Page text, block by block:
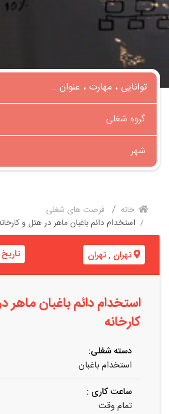
گروه شغلی
شهر
خانه
فرصت های شغلی
استخدام دائم باغبان ماهر در هتل و
تهران ,تهران تاریخ
استخدام دائم باغبان ماهر
کارخانه
دسته شغلی:
استخدام باغبان
ساعت کاری :
تمام وقت